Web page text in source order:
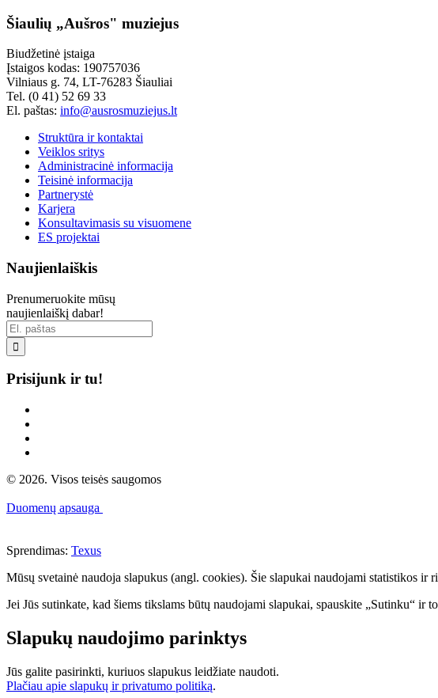
Šiaulių „Aušros" muziejus
Biudžetinė įstaiga
Įstaigos kodas: 190757036
Vilniaus g. 74, LT-76283 Šiauliai
Tel. (0 41) 52 69 33
El. paštas: info@ausrosmuziejus.lt
Struktūra ir kontaktai
Veiklos sritys
Administracinė informacija
Teisinė informacija
Partnerystė
Karjera
Konsultavimasis su visuomene
ES projektai
Naujienlaiškis
Prenumeruokite mūsų
naujienlaiškį dabar!

Prisijunk ir tu!
© 2026. Visos teisės saugomos
Duomenų apsauga
Sprendimas: Texus
Mūsų svetainė naudoja slapukus (angl. cookies). Šie slapukai naudojami statistikos ir
Jei Jūs sutinkate, kad šiems tikslams būtų naudojami slapukai, spauskite „Sutinku“ ir
Slapukų naudojimo parinktys
Jūs galite pasirinkti, kuriuos slapukus leidžiate naudoti.
Plačiau apie slapukų ir privatumo politiką.